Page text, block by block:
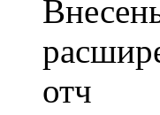
отч